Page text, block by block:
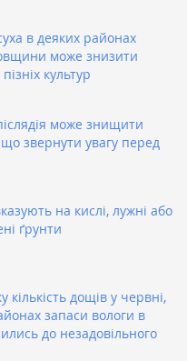
в деяких районах
може знизити
культур
може знищити
звернути увагу перед
на кислі, лужні або
ґрунти
кількість дощів у червні,
запаси вологи в
до незадовільного